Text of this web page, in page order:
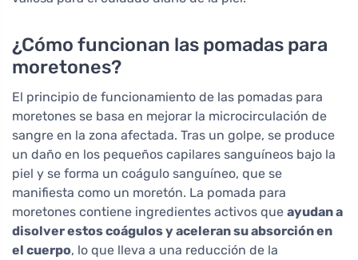
¿Cómo funcionan las pomadas para
moretones?
El principio de funcionamiento de las pomadas para
moretones se basa en mejorar la microcirculación de
sangre en la zona afectada. Tras un golpe, se produce
un daño en los pequeños capilares sanguíneos bajo la
piel y se forma un coágulo sanguíneo, que se
manifiesta como un moretón. La pomada para
moretones contiene ingredientes activos que ayudan a
disolver estos coágulos y aceleran su absorción en
el cuerpo, lo que lleva a una reducción de la